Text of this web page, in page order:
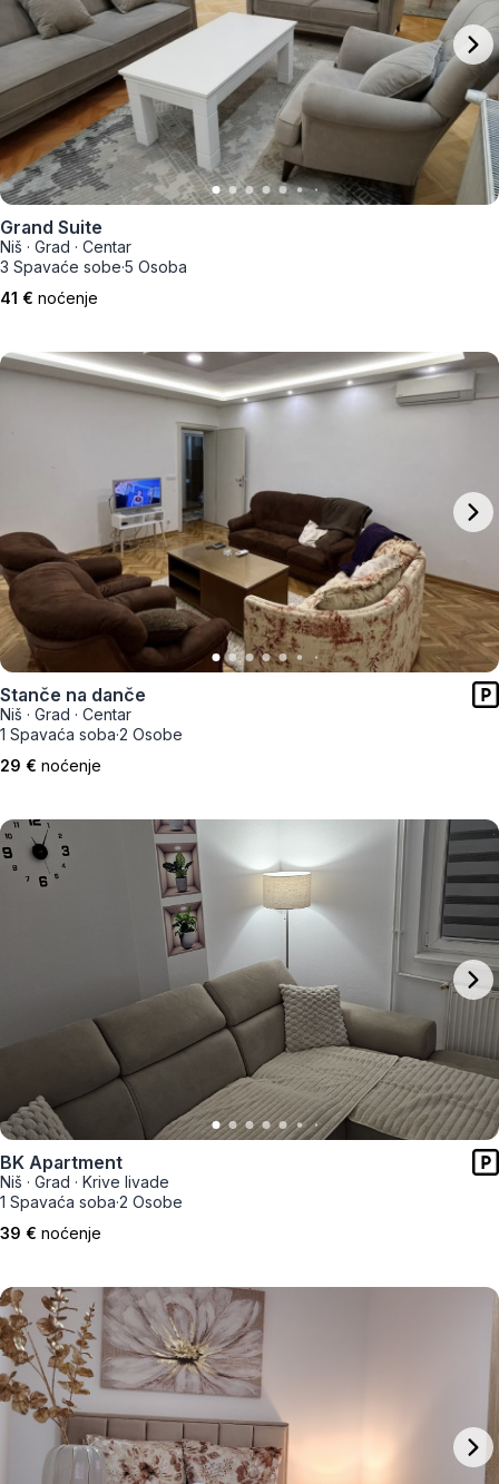
Grand Suite
Niš · Grad · Centar
3 Spavaće sobe·5 Osoba
41 € noćenje
Stanče na danče
Niš · Grad · Centar
1 Spavaća soba·2 Osobe
29 € noćenje
BK Apartment
Niš · Grad · Krive livade
1 Spavaća soba·2 Osobe
39 € noćenje